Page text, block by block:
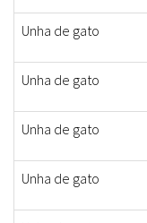
Unha de gato
Unha de gato
Unha de gato
Unha de gato